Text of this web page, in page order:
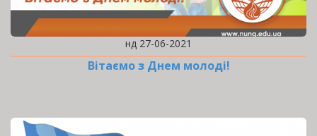
нд 27-06-2021
Вітаємо з Днем молоді!